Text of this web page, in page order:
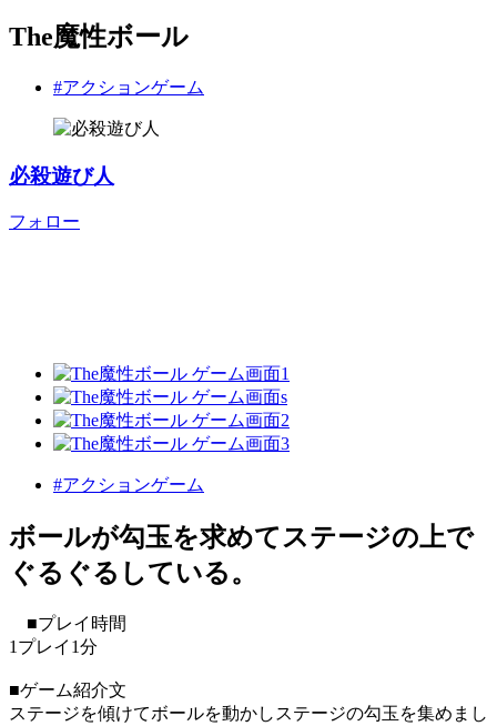
The魔性ボール
#アクションゲーム
必殺遊び人
フォロー
#アクションゲーム
ボールが勾玉を求めてステージの上で
ぐるぐるしている。
■プレイ時間
1プレイ1分
■ゲーム紹介文
ステージを傾けてボールを動かしステージの勾玉を集めまし